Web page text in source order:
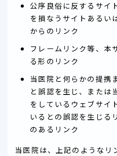
公序良俗に反するサイ
を損なうサイトあるい
からのリンク
フレームリンク等、本
る形のリンク
当医院と何らかの提携
と誤認を生じ、または
をしているウェブサイ
いるとの誤認を生じる
のあるリンク
当医院は、上記のようなリ